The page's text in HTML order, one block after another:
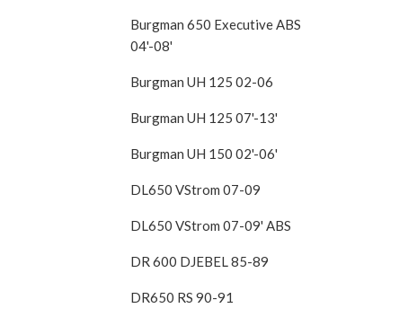
Burgman 650 Executive ABS
04'-08'
Burgman UH 125 02-06
Burgman UH 125 07'-13'
Burgman UH 150 02'-06'
DL650 VStrom 07-09
DL650 VStrom 07-09' ABS
DR 600 DJEBEL 85-89
DR650 RS 90-91